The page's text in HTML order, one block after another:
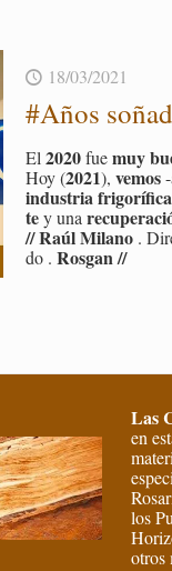
18/03/2021
#Años
El2020fuemuy
Hoy (2021), vemos-
in­dus­tria
tey una
//Raúl Mi­lano.
do . Ros­gan //
Las
en
los
otros